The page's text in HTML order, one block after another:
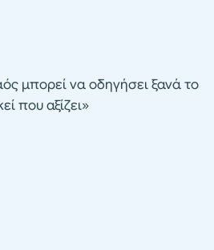
μπορεί να οδηγήσει ξανά το
που αξίζει»